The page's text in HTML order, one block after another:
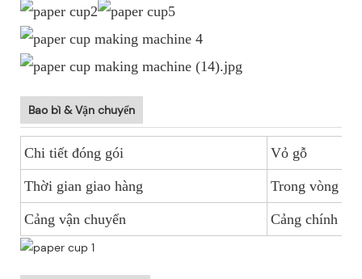
Bao bì & Vận chuyển
Chi tiết đóng gói Vỏ gỗ
Thời gian giao hàng Trong vòng
Cảng vận chuyển Cảng chính